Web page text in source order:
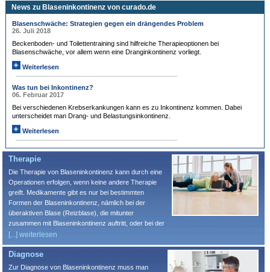
News zu Blaseninkontinenz von curado.de
Blasenschwäche: Strategien gegen ein drängendes Problem
26. Juli 2018
Beckenboden- und Toilettentraining sind hilfreiche Therapieoptionen bei
Blasenschwäche, vor allem wenn eine Dranginkontinenz vorliegt.
Weiterlesen
Was tun bei Inkontinenz?
06. Februar 2017
Bei verschiedenen Krebserkankungen kann es zu Inkontinenz kommen. Dabei
unterscheidet man Drang- und Belastungsinkontinenz.
Weiterlesen
Therapie
Die Therapie von Blaseninkontinenz kann durch eine
Operationen erfolgen, wenn keine andere Therapie
greift. Medikamente gibt es nur bei bestimmten
Formen der Blaseninkontinenz, nämlich bei der
überaktiven Blase (Reizblase), die mitunter
zusammen mit Blaseninkontinenz auftritt, oder bei der
leichten bis mittelstarken Belastungsinkontinenz der
Frau. Toilettentraining, z. B. Blasentraining, kann
vielen Betroffenen helfen. Die Physiotherapie bietet
verschiedene Verfahren an, um Betroffene zu
[...] weiterlesen
Diagnose
Zur Diagnose von Blaseninkontinenz muss man